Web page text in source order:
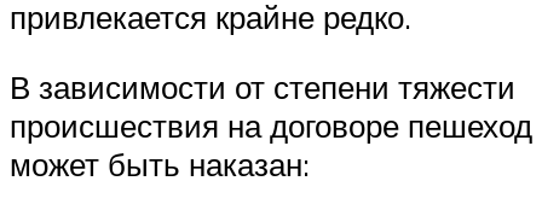
привлекается крайне редко.
В зависимости от степени тяжести
происшествия на договоре пешеход
может быть наказан: